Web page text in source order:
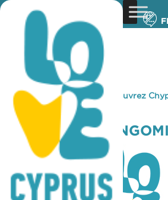
You are here: Home »Découvrez
BURGER KING ENGOMI
BURGER KING ENGOMI